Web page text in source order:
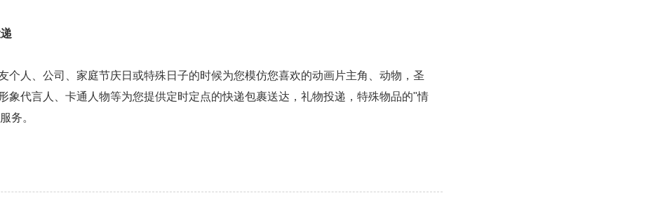
个人、公司、家庭节庆日或特殊日子的时候为您模仿您喜欢的动画片主角、动物，圣
象代言人、卡通人物等为您提供定时定点的快递包裹送达，礼物投递，特殊物品的"情
务。